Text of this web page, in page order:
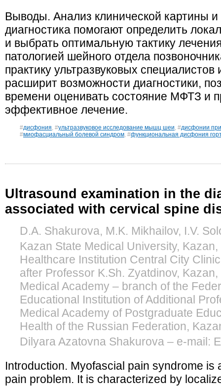
Выводы. Анализ клинической картины и
диагностика помогают определить
и выбрать оптимальную тактику
патологией шейного отдела
практику ультразвуковых специалистов
расширит возможности диагностики,
времени оценивать состояние МФТЗ и
эффективное лечение.
#дисфония, #ультразвуковое исследование мышц шеи, #дисфонии
#миофасциальный болевой синдром, #функциональная дисфония
Ultrasound examination in the
associated with cervical spine
D.A. Shakurova, M.K. Mikhailov, I.V.
Kazan State Medical University,
Healthcare Institution Central City
after Professor K.Sh. Zyatdinov,
Medical Academy – branch of the
Educational Institution of Additional
Medical Academy of Postgraduate
Health of the Russian Federation,
Dilyara Azatovna Shakurova – e-mail:
Introduction. Myofascial pain syndrome is
pain problem. It is characterized by